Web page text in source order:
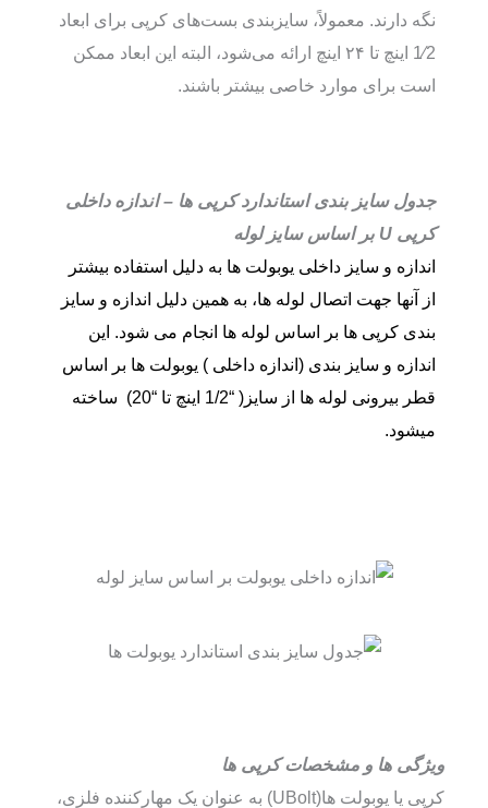
نگه دارند. معمولاً، سایزبندی بست‌های کرپی برای ابعاد
1⁄2 اینچ تا ۲۴ اینچ ارائه می‌شود، البته این ابعاد ممکن
است برای موارد خاصی بیشتر باشند.
جدول سایز بندی استاندارد کرپی ها – اندازه داخلی
کرپی U بر اساس سایز لوله
اندازه و سایز داخلی یوبولت ها به دلیل استفاده بیشتر
از آنها جهت اتصال لوله ها، به همین دلیل اندازه و سایز
بندی کرپی ها بر اساس لوله ها انجام می شود. این
اندازه و سایز بندی (اندازه داخلی ) یوبولت ها بر اساس
قطر بیرونی لوله ها از سایز( “1/2 اینچ تا “20) ساخته
میشود.
ویژگی ها و مشخصات کرپی ها
کرپی یا یوبولت ها(UBolt) به عنوان یک مهارکننده فلزی،